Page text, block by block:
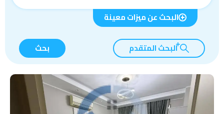
البحث عن ميزات معينة
البحث المتقدم بحث